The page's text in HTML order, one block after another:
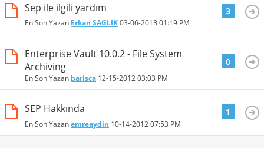
Sep ile ilgili yardım
En Son Yazan Erkan SAGLIK03-06-2013 01:19 PM
3
Enterprise Vault 10.0.2 - File System
Archiving
En Son Yazan barisca 12-15-201203:03 PM
0
SEP Hakkında
En Son Yazanemreaydin 10-14-201207:53 PM
1